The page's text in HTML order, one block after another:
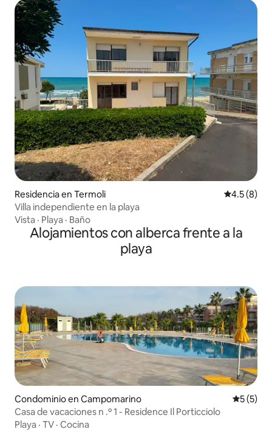
Residencia en Termoli
4.5 (8)
Villa independiente en la playa
Vista · Playa · Baño
Alojamientos con alberca frente a la
playa
Condominio en Campomarino
5 (5)
Casa de vacaciones n .º 1 - Residence Il Porticciolo
Playa · TV · Cocina